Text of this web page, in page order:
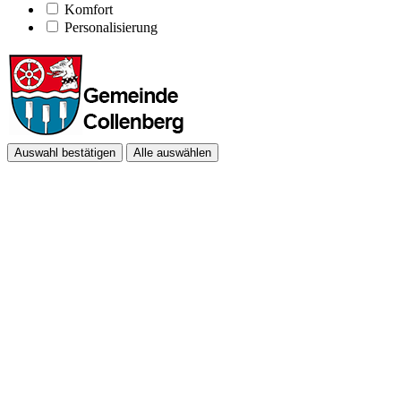
Komfort
Personalisierung
Auswahl bestätigen Alle auswählen